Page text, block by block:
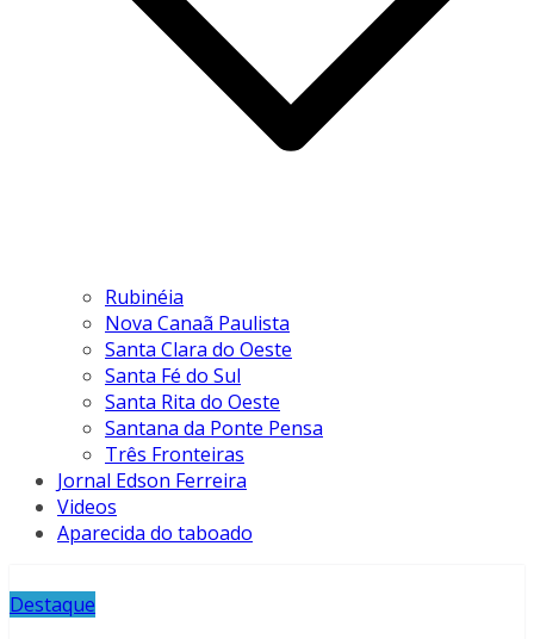
Rubinéia
Nova Canaã Paulista
Santa Clara do Oeste
Santa Fé do Sul
Santa Rita do Oeste
Santana da Ponte Pensa
Três Fronteiras
Jornal Edson Ferreira
Videos
Aparecida do taboado
Destaque